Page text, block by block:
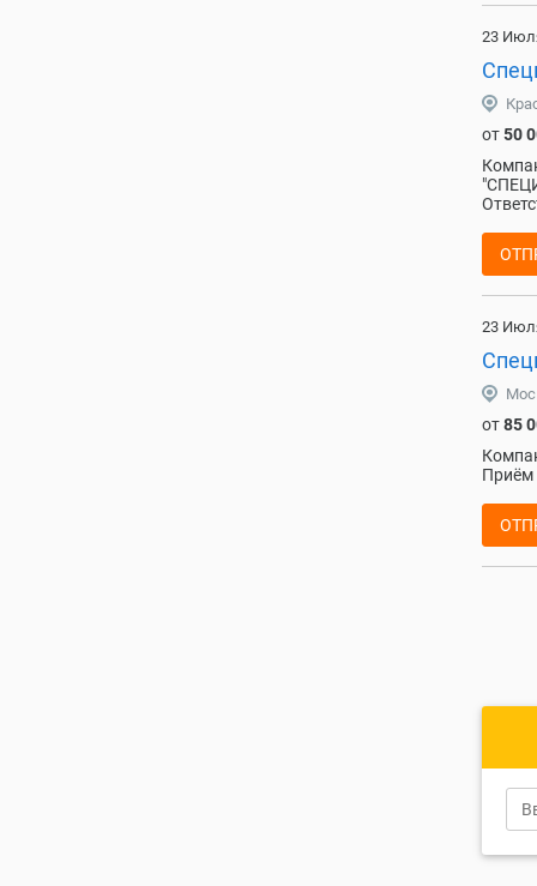
23
от50
23
от85
Приём